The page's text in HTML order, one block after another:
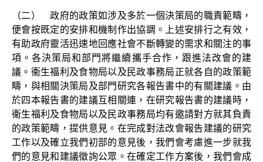
（二） 政府的政策如涉及多於一個決策局的職責範疇，
便會按既定的安排和機制作出協調。上述安排行之有效，
有助政府靈活迅速地回應社會不斷轉變的需求和關注的事
項。各決策局和部門將繼續攜手合作，跟進法改會的建
議。衞生福利及食物局以及民政事務局正就各自的政策範
疇，與相關決策局及部門研究各報告書中的有關建議。由
於四本報告書的建議互相關連，在研究報告書的建議時，
衞生福利及食物局以及民政事務局均有邀請對方就其負責
的政策範疇，提供意見。在完成對法改會報告建議的研究
工作以及確立我們初部的意見後，我們會考慮進一步就我
們的意見和建議徵詢公眾。在確定工作方案後，我們會成